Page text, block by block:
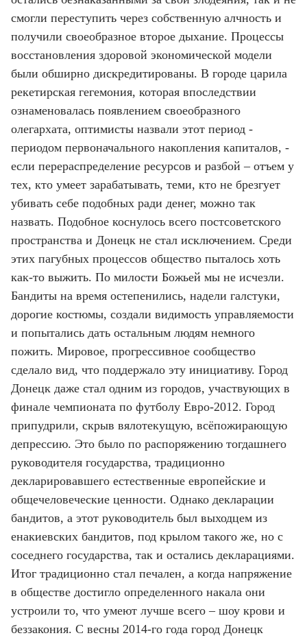
смогли переступить через собственную алчность и
получили своеобразное второе дыхание. Процессы
восстановления здоровой экономической модели
были обширно дискредитированы. В городе царила
рекетирская гегемония, которая впоследствии
ознаменовалась появлением своеобразного
олегархата, оптимисты назвали этот период -
периодом первоначального накопления капиталов, -
если перераспределение ресурсов и разбой – отъем у
тех, кто умеет зарабатывать, теми, кто не брезгует
убивать себе подобных ради денег, можно так
назвать. Подобное коснулось всего постсоветского
пространства и Донецк не стал исключением. Среди
этих пагубных процессов общество пыталось хоть
как-то выжить. По милости Божьей мы не исчезли.
Бандиты на время остепенились, надели галстуки,
дорогие костюмы, создали видимость управляемости
и попытались дать остальным людям немного
пожить. Мировое, прогрессивное сообщество
сделало вид, что поддержало эту инициативу. Город
Донецк даже стал одним из городов, участвующих в
финале чемпионата по футболу Евро-2012. Город
припудрили, скрыв вялотекущую, всёпожирающую
депрессию. Это было по распоряжению тогдашнего
руководителя государства, традиционно
декларировавшего естественные европейские и
общечеловеческие ценности. Однако декларации
бандитов, а этот руководитель был выходцем из
енакиевских бандитов, под крылом такого же, но с
соседнего государства, так и остались декларациями.
Итог традиционно стал печален, а когда напряжение
в обществе достигло определенного накала они
устроили то, что умеют лучше всего – шоу крови и
беззакония. С весны 2014-го года город Донецк